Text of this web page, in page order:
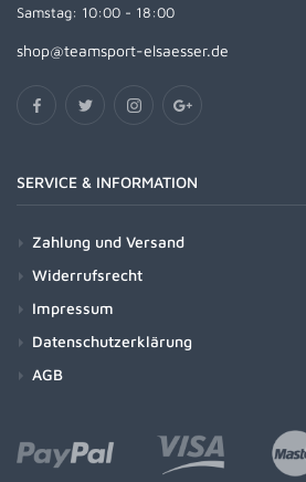
Samstag: 10:00 - 18:00
shop@teamsport-elsaesser.de
SERVICE & INFORMATION
Zahlung und Versand
Widerrufsrecht
Impressum
Datenschutzerklärung
AGB